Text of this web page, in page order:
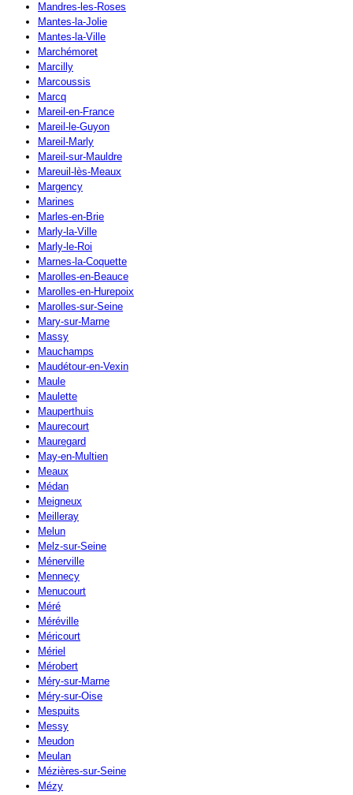
Mandres-les-Roses
Mantes-la-Jolie
Mantes-la-Ville
Marchémoret
Marcilly
Marcoussis
Marcq
Mareil-en-France
Mareil-le-Guyon
Mareil-Marly
Mareil-sur-Mauldre
Mareuil-lès-Meaux
Margency
Marines
Marles-en-Brie
Marly-la-Ville
Marly-le-Roi
Marnes-la-Coquette
Marolles-en-Beauce
Marolles-en-Hurepoix
Marolles-sur-Seine
Mary-sur-Marne
Massy
Mauchamps
Maudétour-en-Vexin
Maule
Maulette
Mauperthuis
Maurecourt
Mauregard
May-en-Multien
Meaux
Médan
Meigneux
Meilleray
Melun
Melz-sur-Seine
Ménerville
Mennecy
Menucourt
Méré
Méréville
Méricourt
Mériel
Mérobert
Méry-sur-Marne
Méry-sur-Oise
Mespuits
Messy
Meudon
Meulan
Mézières-sur-Seine
Mézy